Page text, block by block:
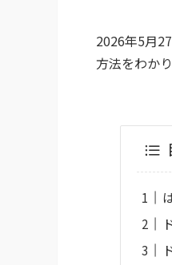
2026年5月
方法をわか